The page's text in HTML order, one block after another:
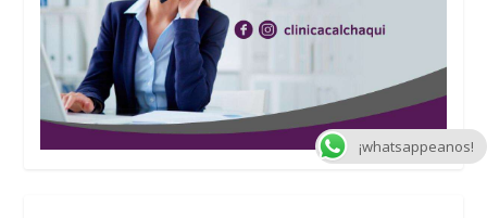
¡whatsappeanos!